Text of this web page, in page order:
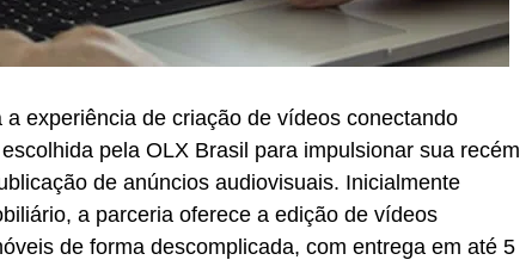
a experiência de criação de vídeos conectando
pela OLX Brasil para impulsionar sua recém
de anúncios audiovisuais. Inicialmente
a parceria oferece a edição de vídeos
de forma descomplicada, com entrega em até 5